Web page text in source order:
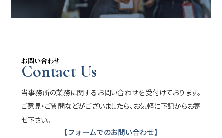
お問い合わせ
Contact Us
当事務所の業務に関するお問い合わせを受付けております。
ご意見・ご質問などがございましたら、お気軽に下記からお寄
せ下さい。